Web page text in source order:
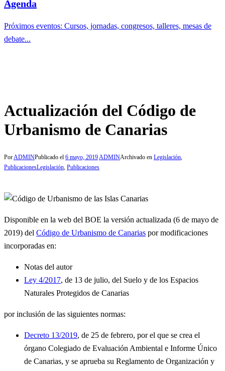
Agenda
Próximos eventos: Cursos, jornadas, congresos, talleres, mesas de
debate...
Actualización del Código de
Urbanismo de Canarias
PorADMINPublicado el 6 mayo, 2019ADMINArchivado en Legislación,
PublicacionesLegislación, Publicaciones
Disponible en la web del BOE la versión actualizada (6 de mayo de
2019) del Código de Urbanismo de Canarias por modificaciones
incorporadas en:
Notas del autor
Ley 4/2017, de 13 de julio, del Suelo y de los Espacios
Naturales Protegidos de Canarias
por inclusión de las siguientes normas:
Decreto 13/2019, de 25 de febrero, por el que se crea el
órgano Colegiado de Evaluación Ambiental e Informe Único
de Canarias, y se aprueba su Reglamento de Organización y